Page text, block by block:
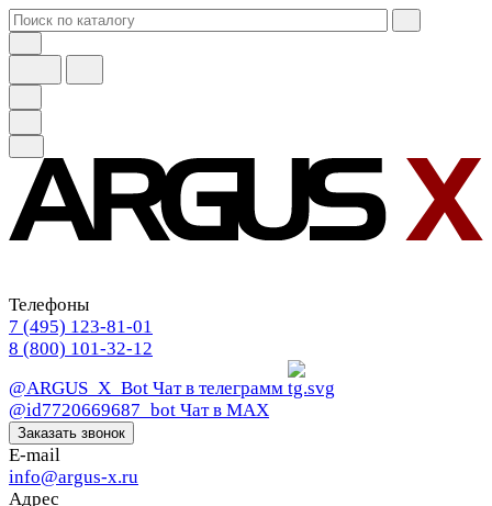
Телефоны
7 (495) 123-81-01
8 (800) 101-32-12
@ARGUS_X_Bot Чат в телеграмм
@id7720669687_bot Чат в МАХ
Заказать звонок
E-mail
info@argus-x.ru
Адрес